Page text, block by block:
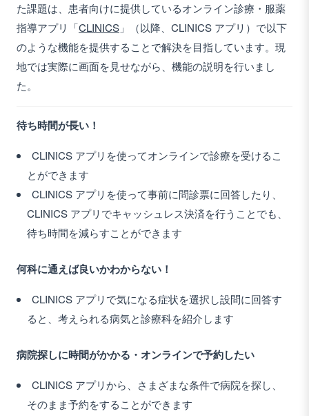
た課題は、患者向けに提供しているオンライン診療・服薬
指導アプリ「CLINICS 」（以降、CLINICS アプリ）で以下
のような機能を提供することで解決を目指しています。現
地では実際に画面を見せながら、機能の説明を行いまし
た。
待ち時間が長い！
CLINICS アプリを使ってオンラインで診療を受けるこ
とができます
CLINICS アプリを使って事前に問診票に回答したり、
CLINICS アプリでキャッシュレス決済を行うことでも、
待ち時間を減らすことができます
何科に通えば良いかわからない！
CLINICS アプリで気になる症状を選択し設問に回答す
ると、考えられる病気と診療科を紹介します
病院探しに時間がかかる・オンラインで予約したい
CLINICS アプリから、さまざまな条件で病院を探し、
そのまま予約をすることができます